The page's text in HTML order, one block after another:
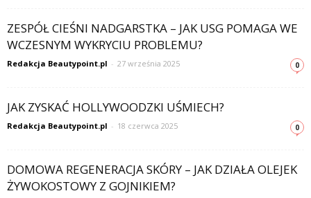
ZESPÓŁ CIEŚNI NADGARSTKA – JAK USG POMAGA WE
WCZESNYM WYKRYCIU PROBLEMU?
Redakcja Beautypoint.pl - 27 września 2025 0
JAK ZYSKAĆ HOLLYWOODZKI UŚMIECH?
Redakcja Beautypoint.pl - 18 czerwca 2025 0
DOMOWA REGENERACJA SKÓRY – JAK DZIAŁA OLEJEK
ŻYWOKOSTOWY Z GOJNIKIEM?